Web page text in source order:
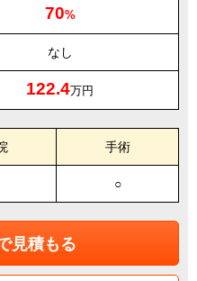
70%
なし
122.4万円
手術
○
見積もる